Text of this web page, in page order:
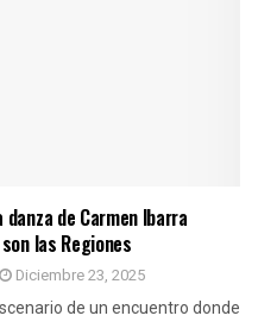
danza de Carmen Ibarra
las Regiones
Diciembre 23, 2025
de un encuentro donde